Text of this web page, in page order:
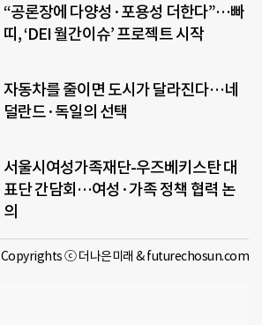
“공론장에 다양성·포용성 더한다”…빠
띠, ‘DEI 월간이슈’ 프로젝트 시작
자동차를 줄이면 도시가 달라진다…네
덜란드·독일의 선택
서울시여성가족재단-우즈베키스탄 대
표단 간담회…여성·가족 정책 협력 논
의
Copyrights ⓒ 더나은미래 & futurechosun.com